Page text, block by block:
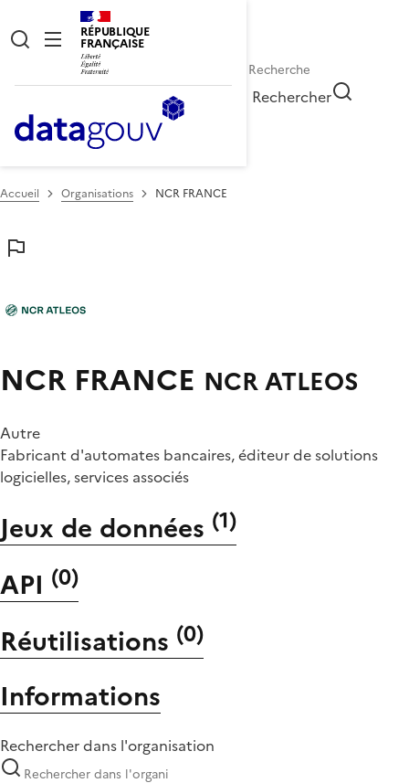
RÉPUBLIQUE
FRANÇAISE
Rechercher
Accueil Organisations NCR FRANCE
NCR FRANCE NCR ATLEOS
Autre
Fabricant d'automates bancaires, éditeur de solutions
logicielles, services associés
Jeux de données (1)
API (0)
Réutilisations (0)
Informations
Rechercher dans l'organisation